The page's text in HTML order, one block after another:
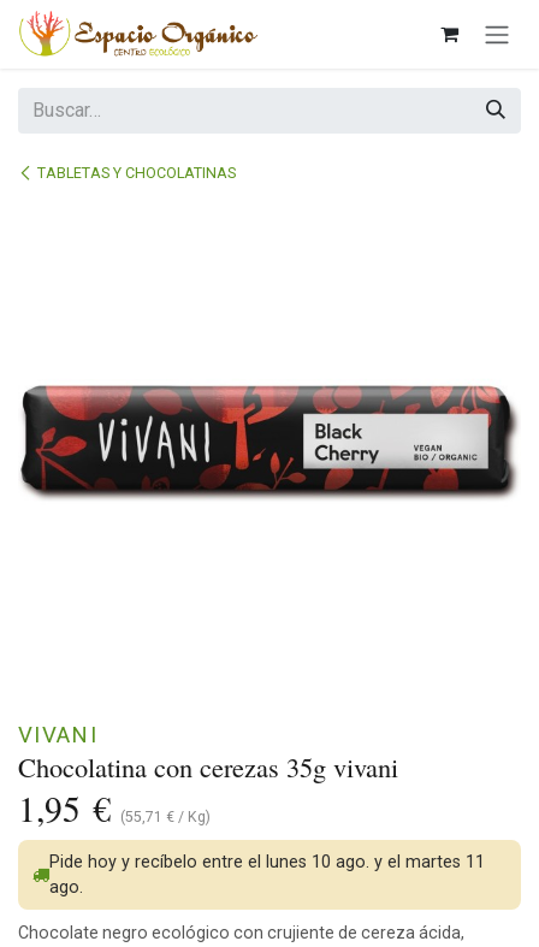
Ir al contenido
TABLETAS Y CHOCOLATINAS
Chocolatina con cerezas 35g vivani
VIVANI
1,95 € (55,71 € / Kg)
Pide hoy y recíbelo entre el lunes 10 ago. y el martes 11
ago.
Chocolate negro ecológico con crujiente de cereza ácida,